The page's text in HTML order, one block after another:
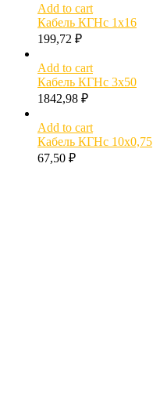
Add to cart
Кабель КГНс 1х16
199,72 ₽
Add to cart
Кабель КГНс 3х50
1842,98 ₽
Add to cart
Кабель КГНс 10х0,75
67,50 ₽